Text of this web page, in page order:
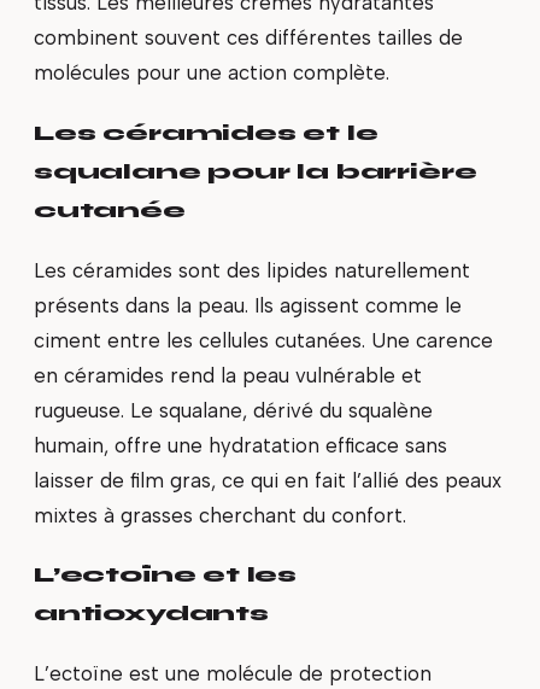
combinent souvent ces différentes tailles de
molécules pour une action complète.
Les céramides et le
squalane pour la barrière
cutanée
Les céramides sont des lipides naturellement
présents dans la peau. Ils agissent comme le
ciment entre les cellules cutanées. Une carence
en céramides rend la peau vulnérable et
rugueuse. Le squalane, dérivé du squalène
humain, offre une hydratation efficace sans
laisser de film gras, ce qui en fait l’allié des peaux
mixtes à grasses cherchant du confort.
L’ectoïne et les
antioxydants
L’ectoïne est une molécule de protection